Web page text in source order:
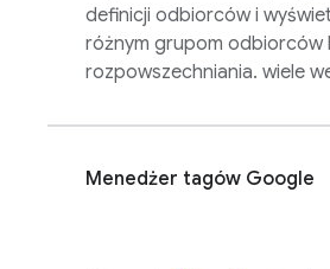
definicji odbiorców i
różnym grupom odbiorców
rozpowszechniania. wiele
Menedżer tagów Google